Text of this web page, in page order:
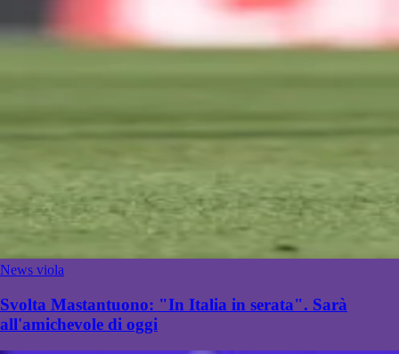
News viola
Svolta Mastantuono: "In Italia in serata". Sarà
all'amichevole di oggi